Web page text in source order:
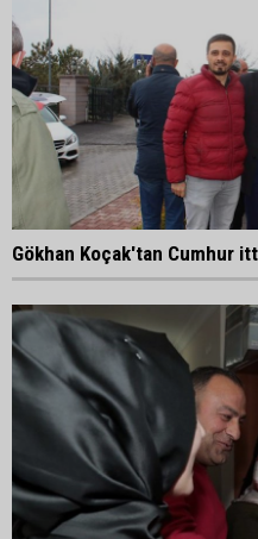
Gökhan Koçak'tan Cumhur